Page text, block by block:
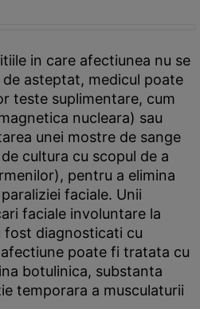
in care afectiunea nu se
asteptat, medicul poate
teste suplimentare, cum
nucleara) sau
unei mostre de sange
cultura cu scopul de a
pentru a elimina
faciale. Unii
faciale involuntare la
fost diagnosticati cu
poate fi tratata cu
botulinica, substanta
temporara a musculaturii